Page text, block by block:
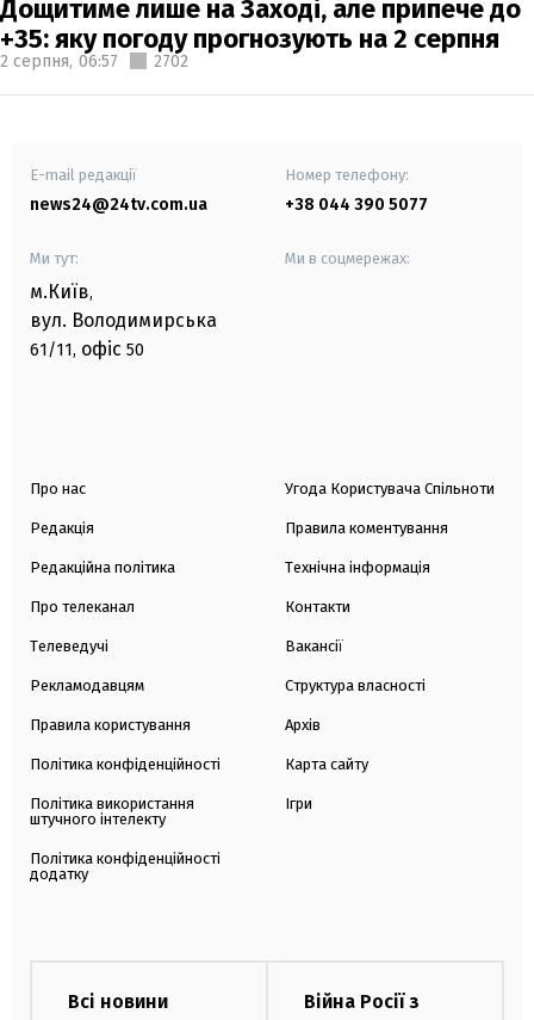
Дощитиме лише на Заході, але припече до
+35: яку погоду прогнозують на 2 серпня
2 серпня, 06:57 2702
E-mail редакції
news24@24tv.com.ua
Номер телефону:
+38 044 390 5077
Ми тут:
м.Київ,
вул. Володимирська
61/11, офіс 50
Ми в соцмережах:
Про нас
Редакція
Редакційна політика
Про телеканал
Телеведучі
Рекламодавцям
Правила користування
Політика конфіденційності
Політика використання
штучного інтелекту
Політика конфіденційності
додатку
Угода Користувача Спільноти
Правила коментування
Технічна інформація
Контакти
Вакансії
Структура власності
Архів
Карта сайту
Ігри
Всі новини
Війна Росії з